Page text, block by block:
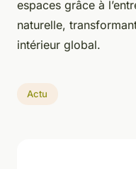
espaces grâce à
naturelle,
intérieur global.
Actu